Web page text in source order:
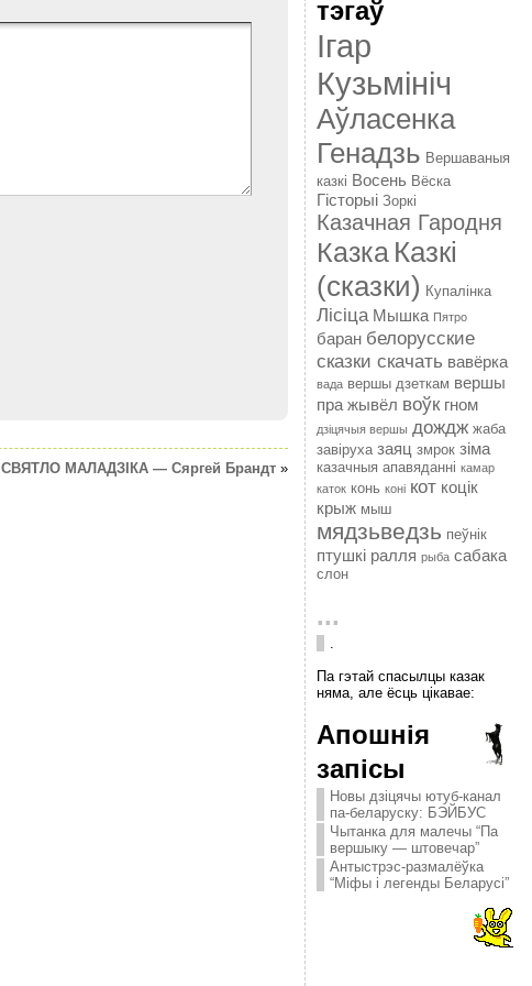
CВЯТЛО МАЛАДЗІКА — Сяргей Брандт»
тэгаў
Ігар
Кузьмініч
Аўласенка
Генадзь Вершаваныя
казкі Восень Вёска
Гісторыі Зоркі
Казачная Гародня
Казка Казкі
(сказки) Купалінка
Лісіца Мышка Пятро
баран белорусские
сказки скачать вавёрка
вада вершы дзеткам вершы
пра жывёл воўк гном
дзіцячыя вершы дождж жаба
завіруха заяц змрок зіма
казачныя апавяданні камар
каток конь коні кот коцік
крыж мыш
мядзьведзь пеўнік
птушкі ралля рыба сабака
слон
...
Па гэтай спасылцы казак
няма, але ёсць цікавае:
Апошнія
запісы
Новы дзіцячы ютуб-канал
па-беларуску: БЭЙБУС
Чытанка для малечы “Па
вершыку — штовечар”
Антыстрэс-размалёўка
“Міфы і легенды Беларусі”